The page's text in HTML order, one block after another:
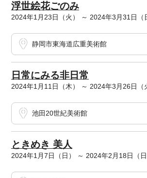
浮世絵花ごのみ
2024年1月23日（火） ～ 2024年3月31日（
静岡市東海道広重美術館
日常にみる非日常
2024年1月11日（木） ～ 2024年3月26日（
池田20世紀美術館
ときめき 美人
2024年1月7日（日） ～ 2024年2月18日（日